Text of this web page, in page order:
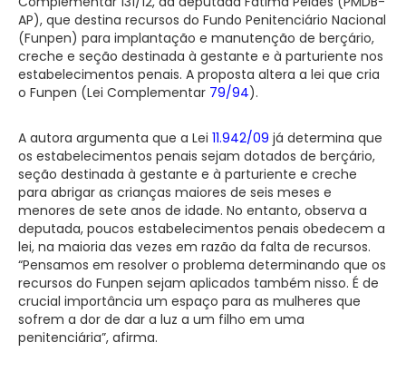
AP), que destina recursos do Fundo Penitenciário Nacional
(Funpen) para implantação e manutenção de berçário,
creche e seção destinada à gestante e à parturiente nos
estabelecimentos penais. A proposta altera a lei que cria
o Funpen (Lei Complementar 79/94).
A autora argumenta que a Lei 11.942/09 já determina que
os estabelecimentos penais sejam dotados de berçário,
seção destinada à gestante e à parturiente e creche
para abrigar as crianças maiores de seis meses e
menores de sete anos de idade. No entanto, observa a
deputada, poucos estabelecimentos penais obedecem a
lei, na maioria das vezes em razão da falta de recursos.
“Pensamos em resolver o problema determinando que os
recursos do Funpen sejam aplicados também nisso. É de
crucial importância um espaço para as mulheres que
sofrem a dor de dar a luz a um filho em uma
penitenciária”, afirma.